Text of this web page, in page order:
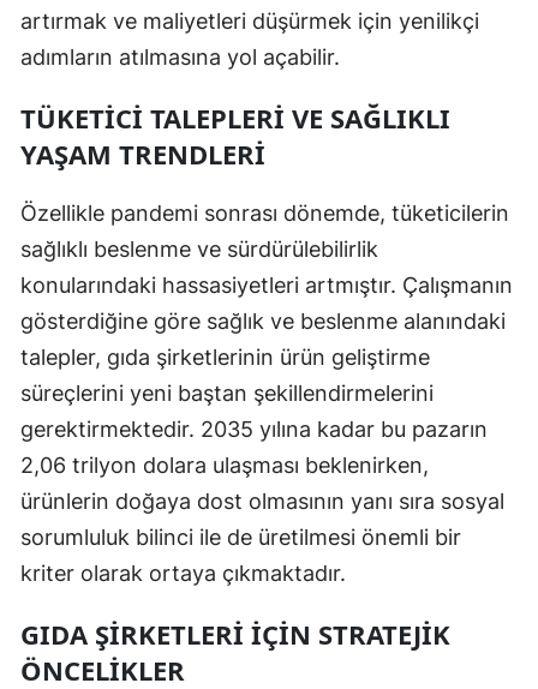
artırmak ve maliyetleri düşürmek için yenilikçi
adımların atılmasına yol açabilir.
TÜKETICI TALEPLERI VE SAĞLIKLI
YAŞAM TRENDLERI
Özellikle pandemi sonrası dönemde, tüketicilerin
sağlıklı beslenme ve sürdürülebilirlik
konularındaki hassasiyetleri artmıştır. Çalışmanın
gösterdiğine göre sağlık ve beslenme alanındaki
talepler, gıda şirketlerinin ürün geliştirme
süreçlerini yeni baştan şekillendirmelerini
gerektirmektedir. 2035 yılına kadar bu pazarın
2,06 trilyon dolara ulaşması beklenirken,
ürünlerin doğaya dost olmasının yanı sıra sosyal
sorumluluk bilinci ile de üretilmesi önemli bir
kriter olarak ortaya çıkmaktadır.
GIDA ŞIRKETLERI İÇIN STRATEJIK
ÖNCELIKLER